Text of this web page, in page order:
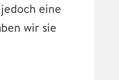
eine
wir sie